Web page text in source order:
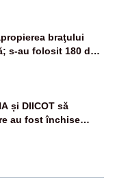
braţului
s-au folosit 180 de
și DIICOT să
au fost închise